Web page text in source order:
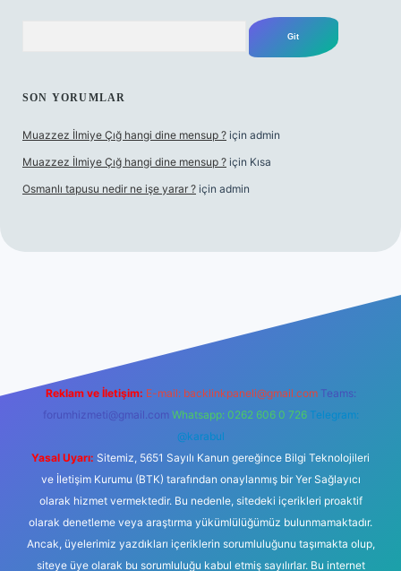
SON YORUMLAR
Muazzez İlmiye Çığ hangi dine mensup ? için admin
Muazzez İlmiye Çığ hangi dine mensup ? için Kısa
Osmanlı tapusu nedir ne işe yarar ? için admin
m elexbet
Reklam ve İletişim: E-mail: backlinkpaneli@gmail.com Teams:
forumhizmeti@gmail.com Whatsapp: 0262 606 0 726 Telegram:
@karabul
Yasal Uyarı: Sitemiz, 5651 Sayılı Kanun gereğince Bilgi Teknolojileri
ve İletişim Kurumu (BTK) tarafından onaylanmış bir Yer Sağlayıcı
olarak hizmet vermektedir. Bu nedenle, sitedeki içerikleri proaktif
olarak denetleme veya araştırma yükümlülüğümüz bulunmamaktadır.
Ancak, üyelerimiz yazdıkları içeriklerin sorumluluğunu taşımakta olup,
siteye üye olarak bu sorumluluğu kabul etmiş sayılırlar. Bu internet